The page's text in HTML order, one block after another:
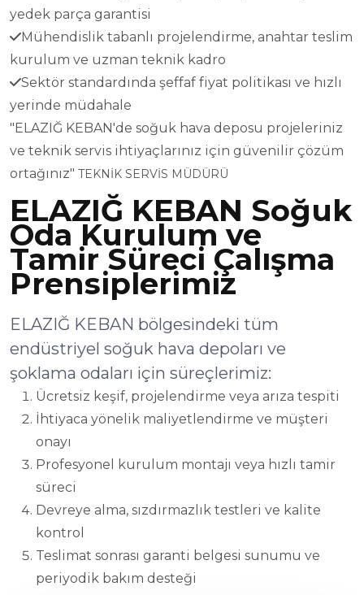
yedek parça garantisi
Mühendislik tabanlı projelendirme, anahtar teslim
kurulum ve uzman teknik kadro
Sektör standardında şeffaf fiyat politikası ve hızlı
yerinde müdahale
"ELAZIĞ KEBAN'de soğuk hava deposu projeleriniz
ve teknik servis ihtiyaçlarınız için güvenilir çözüm
ortağınız" TEKNİK SERVİS MÜDÜRÜ
ELAZIĞ KEBAN Soğuk
Oda Kurulum ve
Tamir Süreci Çalışma
Prensiplerimiz
ELAZIĞ KEBAN bölgesindeki tüm
endüstriyel soğuk hava depoları ve
şoklama odaları için süreçlerimiz:
Ücretsiz keşif, projelendirme veya arıza tespiti
İhtiyaca yönelik maliyetlendirme ve müşteri
onayı
Profesyonel kurulum montajı veya hızlı tamir
süreci
Devreye alma, sızdırmazlık testleri ve kalite
kontrol
Teslimat sonrası garanti belgesi sunumu ve
periyodik bakım desteği